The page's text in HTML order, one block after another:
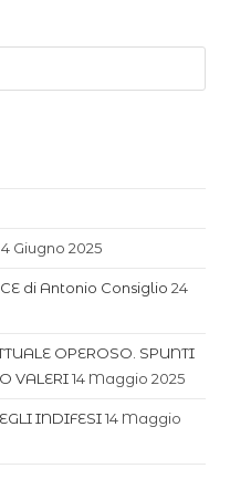
4 Giugno 2025
di Antonio Consiglio 24
OPEROSO. SPUNTI
VALERI 14 Maggio 2025
INDIFESI 14 Maggio